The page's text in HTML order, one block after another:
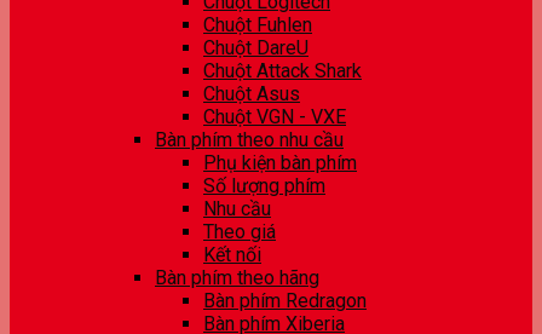
Chuột Fuhlen
Chuột DareU
Chuột Attack Shark
Chuột Asus
Chuột VGN - VXE
Bàn phím theo nhu cầu
Phụ kiện bàn phím
Số lượng phím
Nhu cầu
Theo giá
Kết nối
Bàn phím theo hãng
Bàn phím Redragon
Bàn phím Xiberia